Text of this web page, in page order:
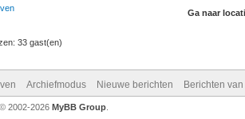
Ga naar
33 gast(en)
Archiefmodus Nieuwe berichten Berichten
, © 2002-2026 MyBB Group